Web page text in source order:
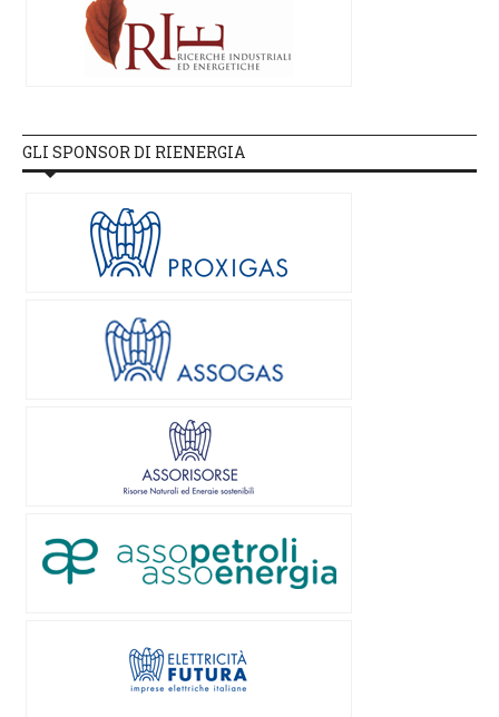
GLI SPONSOR DI RIENERGIA